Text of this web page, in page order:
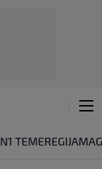
N1 TEMEREGIJA